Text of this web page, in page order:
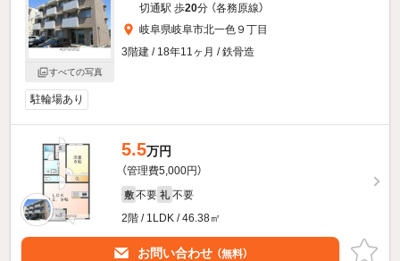
すべての写真
切通駅 歩20分 （各務原線）
岐阜県岐阜市北一色９丁目
3階建 / 18年11ヶ月 / 鉄骨造
駐輪場あり
5.5万円
（管理費5,000円）
敷 不要 礼 不要
2階 / 1LDK / 46.38㎡
お問い合わせ （無料）